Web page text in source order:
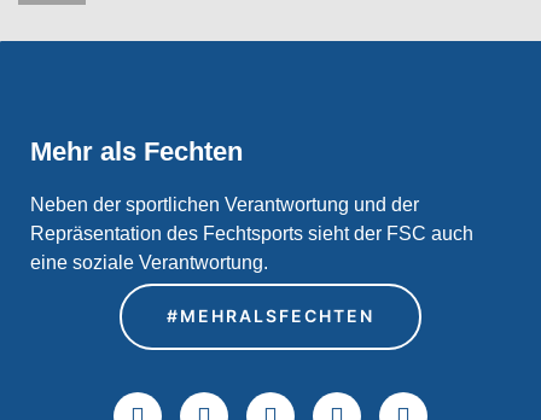
Mehr als Fechten
Neben der sportlichen Verantwortung und der
Repräsentation des Fechtsports sieht der FSC auch
eine soziale Verantwortung.
#MEHRALSFECHTEN